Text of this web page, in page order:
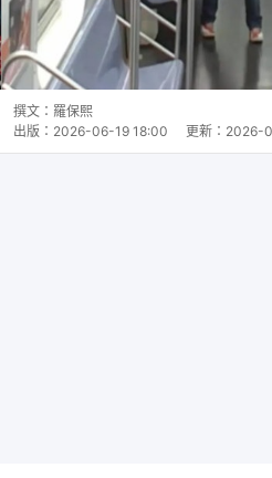
撰文： 羅保熙
出版： 2026-06-19 18:00 更新： 2026-